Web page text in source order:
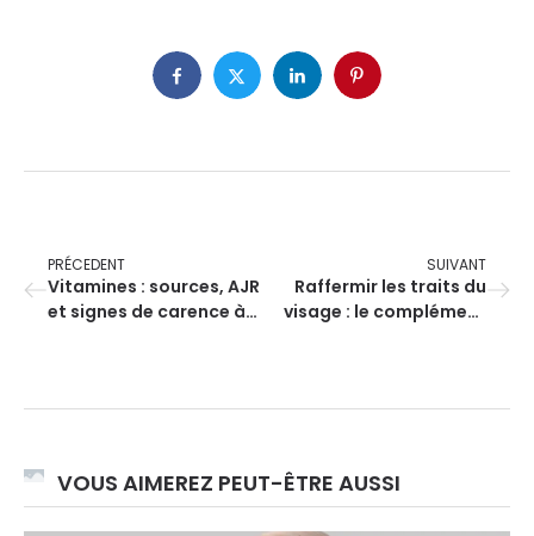
PRÉCEDENT
Vitamines : sources, AJR
et signes de carence à
SUIVANT
Raffermir les traits du
visage : le complément
VOUS AIMEREZ PEUT-ÊTRE AUSSI